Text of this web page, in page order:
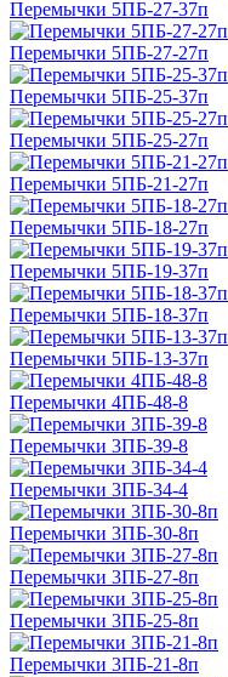
Перемычки 5ПБ-27-37п
Перемычки 5ПБ-27-27п
Перемычки 5ПБ-25-37п
Перемычки 5ПБ-25-27п
Перемычки 5ПБ-21-27п
Перемычки 5ПБ-18-27п
Перемычки 5ПБ-19-37п
Перемычки 5ПБ-18-37п
Перемычки 5ПБ-13-37п
Перемычки 4ПБ-48-8
Перемычки 3ПБ-39-8
Перемычки 3ПБ-34-4
Перемычки 3ПБ-30-8п
Перемычки 3ПБ-27-8п
Перемычки 3ПБ-25-8п
Перемычки 3ПБ-21-8п